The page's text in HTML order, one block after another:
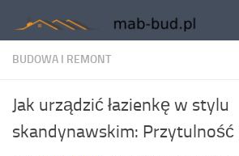
Skip to content
BUDOWA I REMONT
Jak urządzić łazienkę w stylu
skandynawskim: